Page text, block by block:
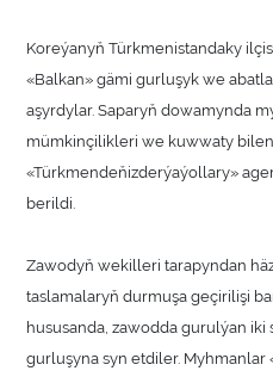
Koreýanyň Türkmenistandaky
«Balkan» gämi gurluşyk we
aşyrdylar. Saparyň dowamynda
mümkinçilikleri we kuwwaty
«Türkmendeňizderýaýollary»
berildi.
Zawodyň wekilleri tarapyndan
taslamalaryň durmuşa geçirilişi
hususanda, zawodda gurulýan iki
gurluşyna syn etdiler. Myhmanlar